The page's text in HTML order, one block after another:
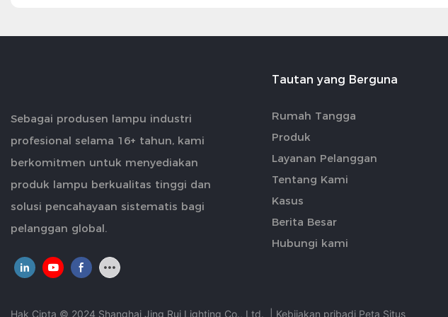
Sebagai produsen lampu industri
profesional selama 16+ tahun, kami
berkomitmen untuk menyediakan
produk lampu berkualitas tinggi dan
solusi pencahayaan sistematis bagi
pelanggan global.
Tautan yang Berguna
Rumah Tangga
Produk
Layanan Pelanggan
Tentang Kami
Kasus
Berita Besar
Hubungi kami
Hak Cipta © 2024 Shanghai Jing Rui Lighting Co., Ltd. Kebijakan pribadi Peta Situs